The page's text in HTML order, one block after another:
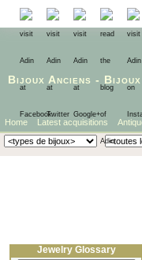
Bijoux Anciens - Bijoux
Home Latest acquisitions
Jewelry Glossary